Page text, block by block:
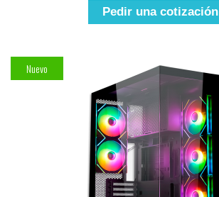
Pedir una cotización
Nuevo